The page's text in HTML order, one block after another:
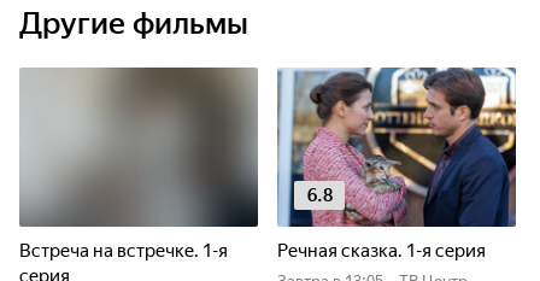
Другие фильмы
Встреча на встречке. 1-я
серия
6.8
Речная сказка. 1-я серия